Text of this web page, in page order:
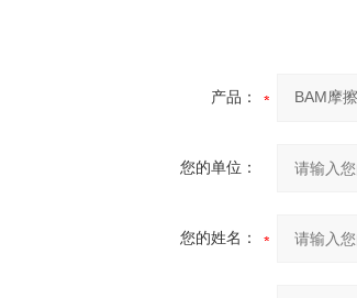
产品：
您的单位：
您的姓名：